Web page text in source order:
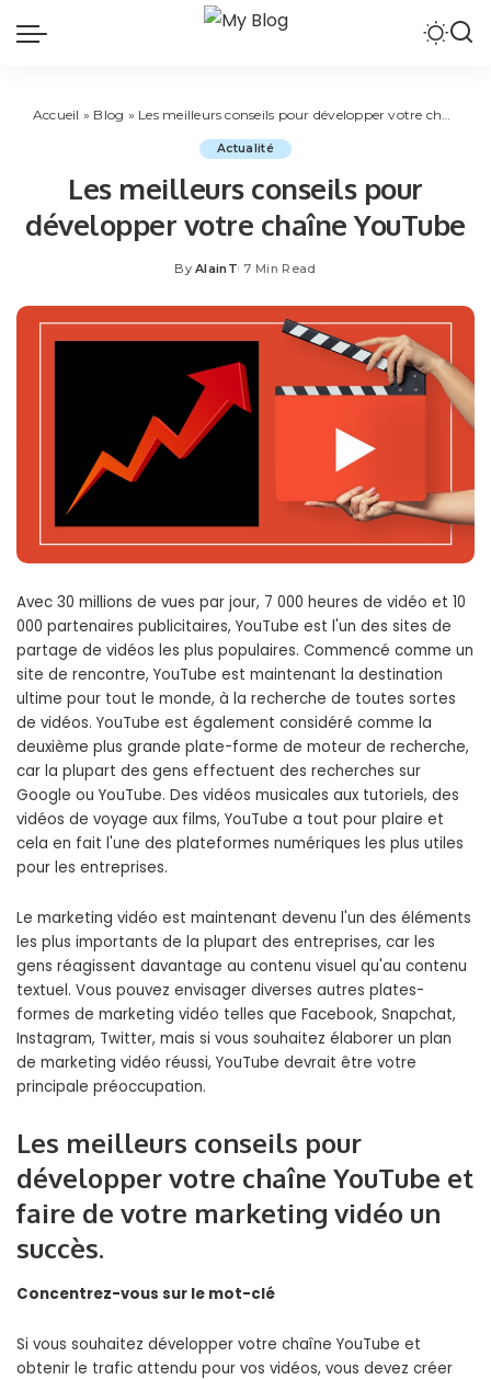
Accueil » Blog » Les meilleurs conseils pour développer votre chaîne YouTube
Actualité
Les meilleurs conseils pour
développer votre chaîne YouTube
Posted
By AlainT 7 Min Read
Avec 30 millions de vues par jour, 7 000 heures de vidéo et 10
000 partenaires publicitaires, YouTube est l'un des sites de
partage de vidéos les plus populaires. Commencé comme un
site de rencontre, YouTube est maintenant la destination
ultime pour tout le monde, à la recherche de toutes sortes
de vidéos. YouTube est également considéré comme la
deuxième plus grande plate-forme de moteur de recherche,
car la plupart des gens effectuent des recherches sur
Google ou YouTube. Des vidéos musicales aux tutoriels, des
vidéos de voyage aux films, YouTube a tout pour plaire et
cela en fait l'une des plateformes numériques les plus utiles
pour les entreprises.
Le marketing vidéo est maintenant devenu l'un des éléments
les plus importants de la plupart des entreprises, car les
gens réagissent davantage au contenu visuel qu'au contenu
textuel. Vous pouvez envisager diverses autres plates-
formes de marketing vidéo telles que Facebook, Snapchat,
Instagram, Twitter, mais si vous souhaitez élaborer un plan
de marketing vidéo réussi, YouTube devrait être votre
principale préoccupation.
Les meilleurs conseils pour
développer votre chaîne YouTube et
faire de votre marketing vidéo un
succès.
Concentrez-vous sur le mot-clé
Si vous souhaitez développer votre chaîne YouTube et
obtenir le trafic attendu pour vos vidéos, vous devez créer